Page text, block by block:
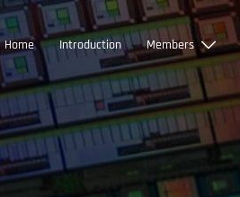
Home Introduction Members